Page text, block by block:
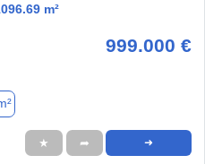
m²
999.000 €
★ ➦ ➜